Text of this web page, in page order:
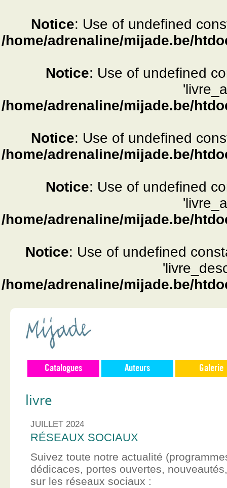
Notice: Use of undefined
/home/adrenaline/mijade.be/
Notice: Use of undefined
/home/adrenaline/mijade.be/
Notice: Use of undefined
/home/adrenaline/mijade.be/
Notice: Use of undefined
/home/adrenaline/mijade.be/
Notice: Use of undefined
/home/adrenaline/mijade.be/
Catalogues Auteurs Galerie
livre
JUILLET 2024
RÉSEAUX SOCIAUX
Suivez toute notre actualité
dédicaces, portes ouvertes,
sur les réseaux sociaux :